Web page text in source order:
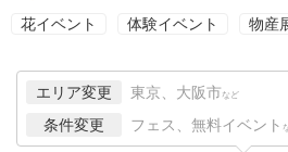
花イベント 体験イベント 物産
エリア変更 東京、大阪市 など
条件変更 フェス、無料イベント